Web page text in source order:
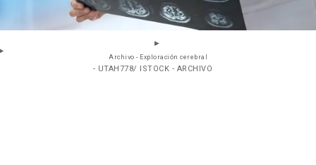
Archivo - Exploración cerebral
- UTAH778/ ISTOCK - ARCHIVO